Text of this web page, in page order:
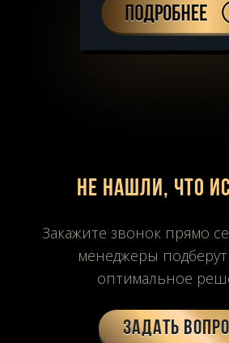
Не нашли, что
Закажите звонок прямо
менеджеры подберут
оптимальное
Задать